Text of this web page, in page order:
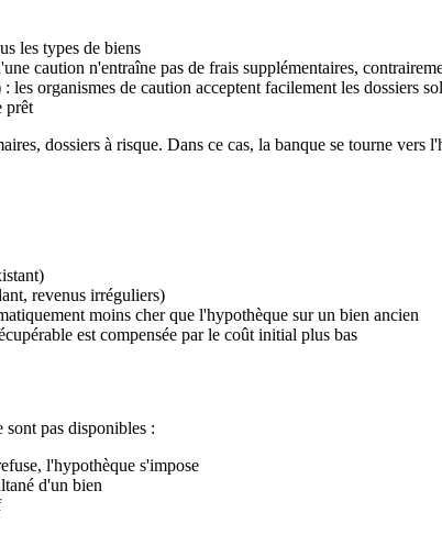
les types de biens
caution n'entraîne pas de frais supplémentaires,
organismes de caution acceptent facilement les dossiers
prêt
dossiers à risque. Dans ce cas, la banque se tourne vers
revenus irréguliers)
moins cher que l'hypothèque sur un bien ancien
est compensée par le coût initial plus bas
pas disponibles :
l'hypothèque s'impose
d'un bien